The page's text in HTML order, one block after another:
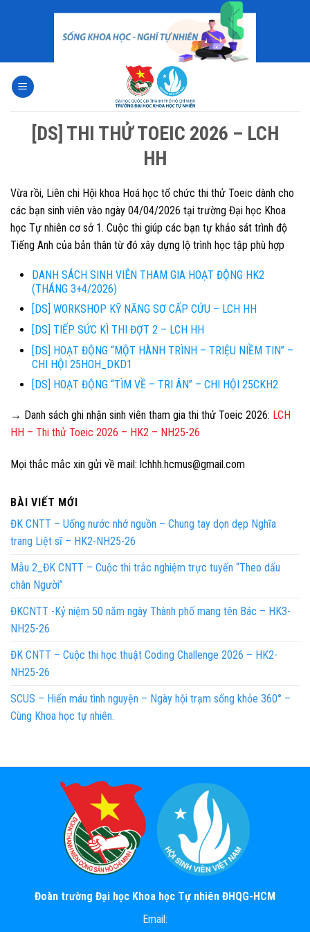
[DS] THI THỬ TOEIC 2026 – LCH
HH
Vừa rồi, Liên chi Hội khoa Hoá học tổ chức thi thử Toeic dành cho
các bạn sinh viên vào ngày 04/04/2026 tại trường Đại học Khoa
học Tự nhiên cơ sở 1. Cuộc thi giúp các bạn tự khảo sát trình độ
Tiếng Anh của bản thân từ đó xây dựng lộ trình học tập phù hợp
DANH SÁCH SINH VIÊN THAM GIA HOẠT ĐỘNG HK2
(THÁNG 3+4/2026)
[DS] WORKSHOP KỸ NĂNG SƠ CẤP CỨU – LCH HH
[DS] TIẾP SỨC KÌ THI ĐỢT 2 – LCH HH
[DS] HOẠT ĐỘNG “MỘT HÀNH TRÌNH – TRIỆU NIỀM TIN” –
CHI HỘI 25HOH_DKD1
[DS] HOẠT ĐỘNG “TÌM VỀ – TRI ÂN” – CHI HỘI 25CKH2
→ Danh sách ghi nhận sinh viên tham gia thi thử Toeic 2026: LCH
HH – Thi thử Toeic 2026 – HK2 – NH25-26
Mọi thắc mắc xin gửi về mail: lchhh.hcmus@gmail.com
BÀI VIẾT MỚI
ĐK CNTT – Uống nước nhớ nguồn – Chung tay dọn dẹp Nghĩa
trang Liệt sĩ – HK2-NH25-26
Mẫu 2_ĐK CNTT – Cuộc thi trắc nghiệm trực tuyến “Theo dấu
chân Người”
ĐKCNTT -Kỷ niệm 50 năm ngày Thành phố mang tên Bác – HK3-
NH25-26
ĐK CNTT – Cuộc thi học thuật Coding Challenge 2026 – HK2-
NH25-26
SCUS – Hiến máu tình nguyện – Ngày hội trạm sống khỏe 360° –
Cùng Khoa học tự nhiên.
Đoàn trường Đại học Khoa học Tự nhiên ĐHQG-HCM
Email: